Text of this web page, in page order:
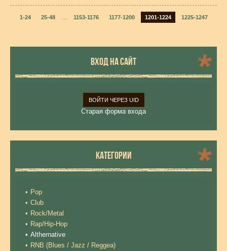
1-24 25-48 ... 1153-1176 1177-1200 1201-1224 1225-1247
ВХОД НА САЙТ
ВОЙТИ ЧЕРЕЗ UID
Старая форма входа
КАТЕГОРИИ
Pop
Club
Rock/Metal
Rap/Hip-Hop
Althernative
RNB (Blues / Jazz / Reggea)